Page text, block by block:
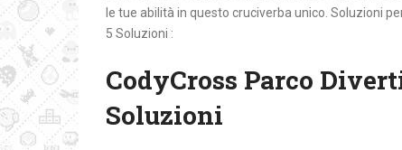
le tue abilità in questo cruciverba unico. Soluzioni
5 Soluzioni :
CodyCross Parco
Soluzioni